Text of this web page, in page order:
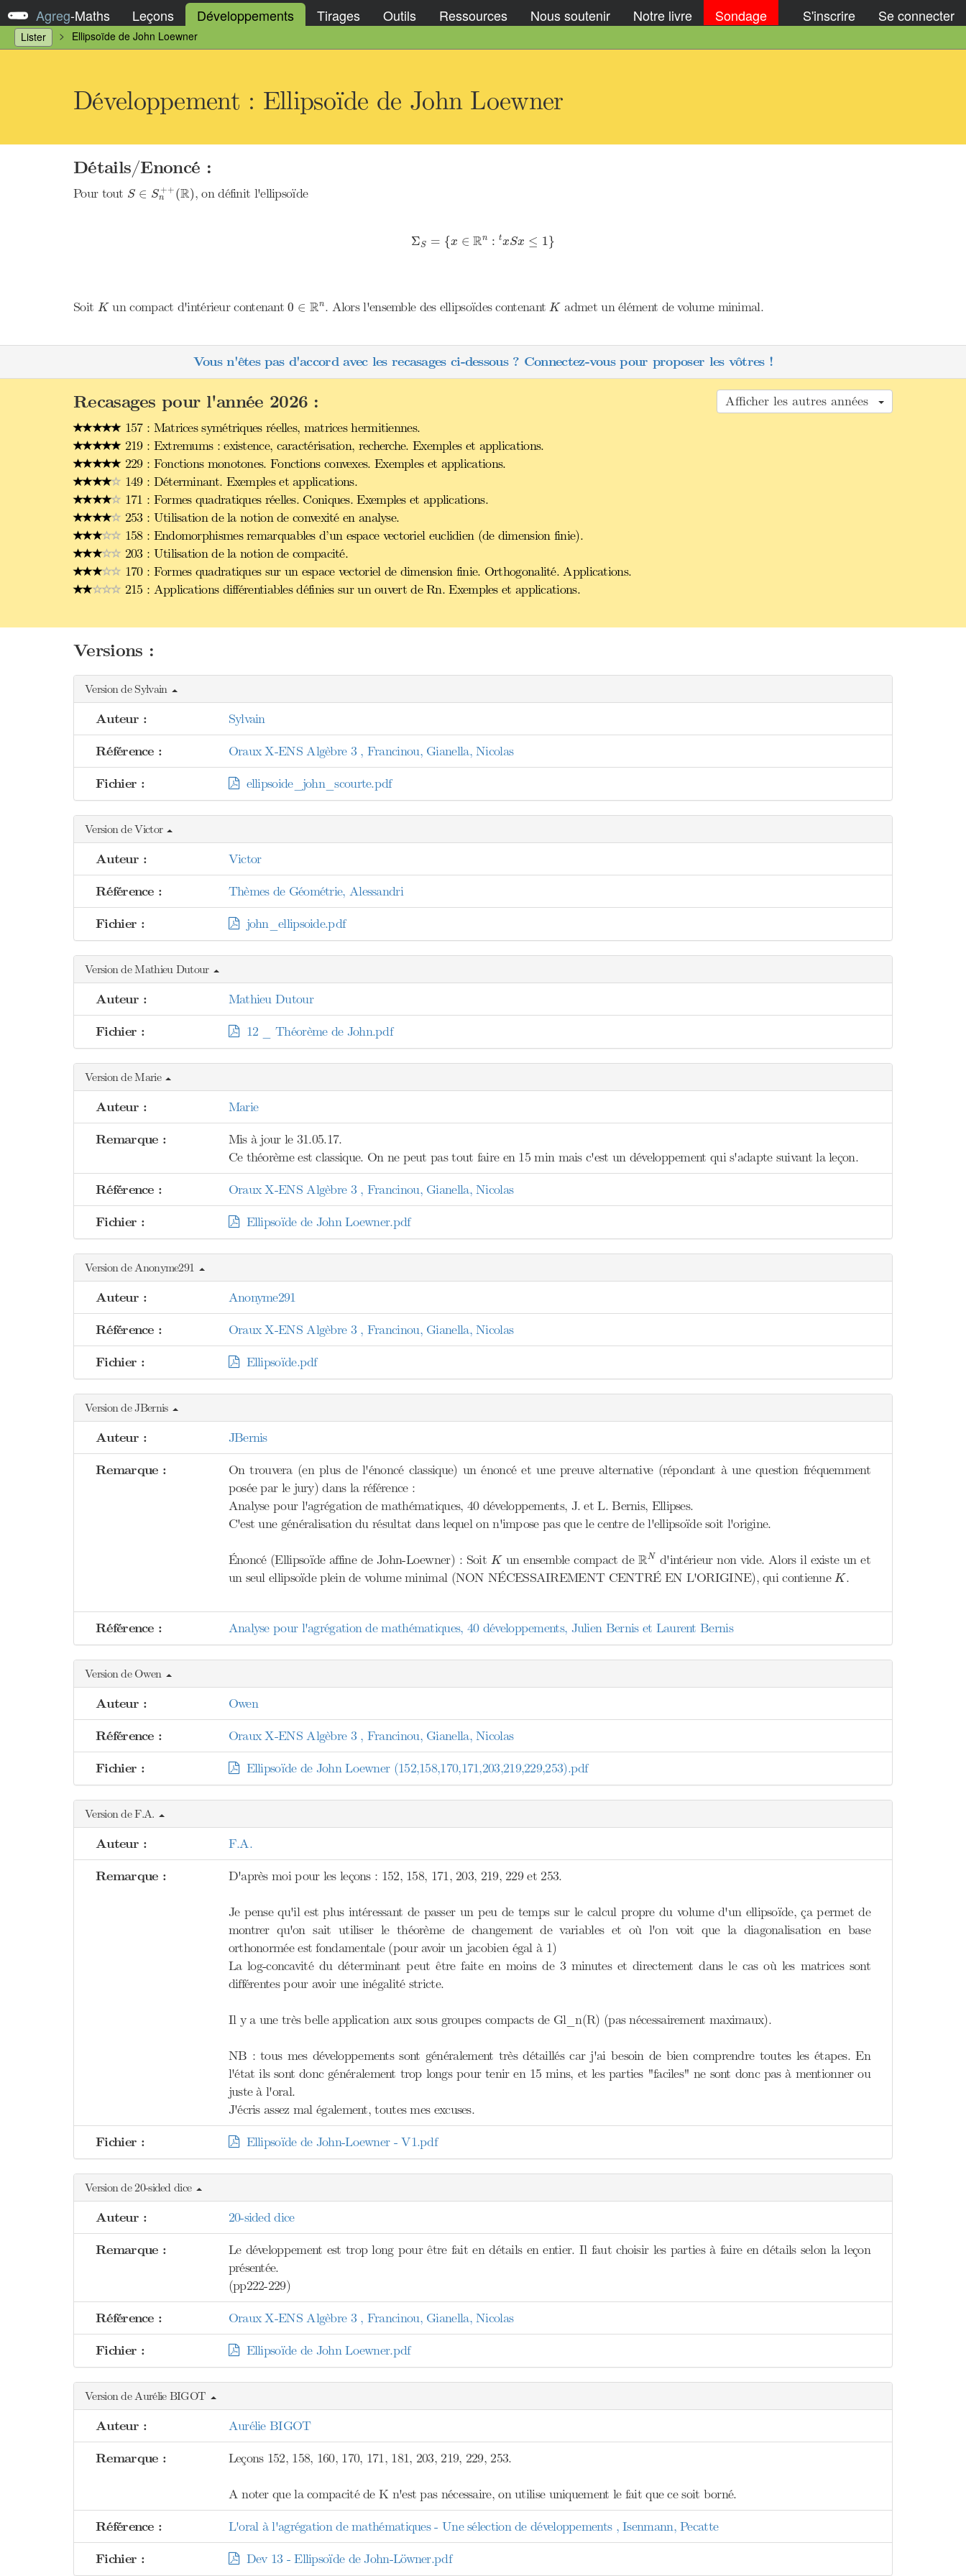
Agreg-Maths Leçons Développements Tirages Outils Ressources Nous soutenir Notre livre Sondage S'inscrire Se connecter
Lister Ellipsoïde de John Loewner
Développement : Ellipsoïde de John Loewner
Détails/Enoncé :
Pour tout S ∈ S++
n (R)
S∈S n++(R, on définit l'ellipsoïde
ΣS = {x ∈ Rn : txSx ≤ 1}
= x∈Rn tx Sx }
Soit K
Kun compact d'intérieur contenant0 ∈ Rn
0 ∈ Rn . Alors l'ensemble des ellipsoïdes contenantK
K admet un élément de volume minimal.
Vous n'êtes pas d'accord avec les recasages ci-dessous ? Connectez-vous pour proposer les vôtres !
Afficher les autres années
Recasages pour l'année 2026 :
157 : Matrices symétriques réelles, matrices hermitiennes.
219 : Extremums : existence, caractérisation, recherche. Exemples et applications.
229 : Fonctions monotones. Fonctions convexes. Exemples et applications.
149 : Déterminant. Exemples et applications.
171 : Formes quadratiques réelles. Coniques. Exemples et applications.
253 : Utilisation de la notion de convexité en analyse.
158 : Endomorphismes remarquables d’un espace vectoriel euclidien (de dimension finie).
203 : Utilisation de la notion de compacité.
170 : Formes quadratiques sur un espace vectoriel de dimension finie. Orthogonalité. Applications.
215 : Applications différentiables définies sur un ouvert de Rn. Exemples et applications.
Versions :
Version de Sylvain
Auteur : Sylvain
Référence : Oraux X-ENS Algèbre 3 , Francinou, Gianella, Nicolas
Fichier : ellipsoide_john_scourte.pdf
Version de Victor
Auteur : Victor
Référence : Thèmes de Géométrie, Alessandri
Fichier : john_ellipsoide.pdf
Version de Mathieu Dutour
Auteur : Mathieu Dutour
Fichier : 12 _ Théorème de John.pdf
Version de Marie
Auteur : Marie
Remarque :
Mis à jour le 31.05.17.
Ce théorème est classique. On ne peut pas tout faire en 15 min mais c'est un développement qui s'adapte suivant la leçon.
Référence : Oraux X-ENS Algèbre 3 , Francinou, Gianella, Nicolas
Fichier : Ellipsoïde de John Loewner.pdf
Version de Anonyme291
Auteur : Anonyme291
Référence : Oraux X-ENS Algèbre 3 , Francinou, Gianella, Nicolas
Fichier : Ellipsoïde.pdf
Version de JBernis
Auteur : JBernis
Remarque :
On trouvera (en plus de l'énoncé classique) un énoncé et une preuve alternative (répondant à une question fréquemment
posée par le jury) dans la référence :
Analyse pour l'agrégation de mathématiques, 40 développements, J. et L. Bernis, Ellipses.
C'est une généralisation du résultat dans lequel on n'impose pas que le centre de l'ellipsoïde soit l'origine.
Énoncé (Ellipsoïde affine de John-Loewner) : Soit K
Kun ensemble compact de RN
R N d'intérieur non vide. Alors il existe un et
un seul ellipsoïde plein de volume minimal (NON NÉCESSAIREMENT CENTRÉ EN L'ORIGINE), qui contienneK
K.
Référence : Analyse pour l'agrégation de mathématiques, 40 développements, Julien Bernis et Laurent Bernis
Version de Owen
Auteur : Owen
Référence : Oraux X-ENS Algèbre 3 , Francinou, Gianella, Nicolas
Fichier : Ellipsoïde de John Loewner (152,158,170,171,203,219,229,253).pdf
Version de F.A.
Auteur : F.A.
Remarque : D'après moi pour les leçons : 152, 158, 171, 203, 219, 229 et 253.
Je pense qu'il est plus intéressant de passer un peu de temps sur le calcul propre du volume d'un ellipsoïde, ça permet de
montrer qu'on sait utiliser le théorème de changement de variables et où l'on voit que la diagonalisation en base
orthonormée est fondamentale (pour avoir un jacobien égal à 1)
La log-concavité du déterminant peut être faite en moins de 3 minutes et directement dans le cas où les matrices sont
différentes pour avoir une inégalité stricte.
Il y a une très belle application aux sous groupes compacts de Gl_n(R) (pas nécessairement maximaux).
NB : tous mes développements sont généralement très détaillés car j'ai besoin de bien comprendre toutes les étapes. En
l'état ils sont donc généralement trop longs pour tenir en 15 mins, et les parties "faciles" ne sont donc pas à mentionner ou
juste à l'oral.
J'écris assez mal également, toutes mes excuses.
Fichier : Ellipsoïde de John-Loewner - V1.pdf
Version de 20-sided dice
Auteur : 20-sided dice
Remarque :
Le développement est trop long pour être fait en détails en entier. Il faut choisir les parties à faire en détails selon la leçon
présentée.
(pp222-229)
Référence : Oraux X-ENS Algèbre 3 , Francinou, Gianella, Nicolas
Fichier : Ellipsoïde de John Loewner.pdf
Version de Aurélie BIGOT
Auteur : Aurélie BIGOT
Remarque : Leçons 152, 158, 160, 170, 171, 181, 203, 219, 229, 253.
A noter que la compacité de K n'est pas nécessaire, on utilise uniquement le fait que ce soit borné.
Référence : L'oral à l'agrégation de mathématiques - Une sélection de développements , Isenmann, Pecatte
Fichier : Dev 13 - Ellipsoïde de John-Löwner.pdf